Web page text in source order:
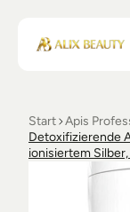
Start
Unternehmen
Start Apis
Detoxifizierende
ionisiertem